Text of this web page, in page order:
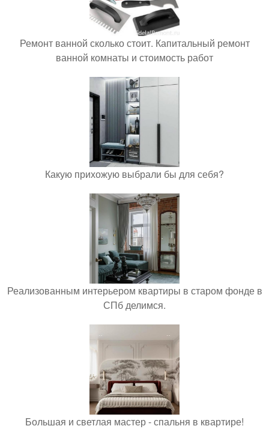
Ремонт ванной сколько стоит. Капитальный ремонт
ванной комнаты и стоимость работ
Какую прихожую выбрали бы для себя?
Реализованным интерьером квартиры в старом фонде в
СПб делимся.
Большая и светлая мастер - спальня в квартире!